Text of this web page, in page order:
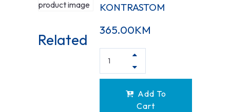
KONTRASTOM
365.00KM
Add To
Cart
Related